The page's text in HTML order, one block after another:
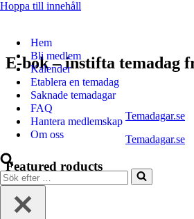
Hoppa till innehåll
Hem
Bli medlem
Kalender
Etablera en temadag
Saknade temadagar
FAQ
Hantera medlemskap
Om oss
Sök
efter
E-bok – instifta temadag
Temadagar.se
Temadagar.se
Featured roducts